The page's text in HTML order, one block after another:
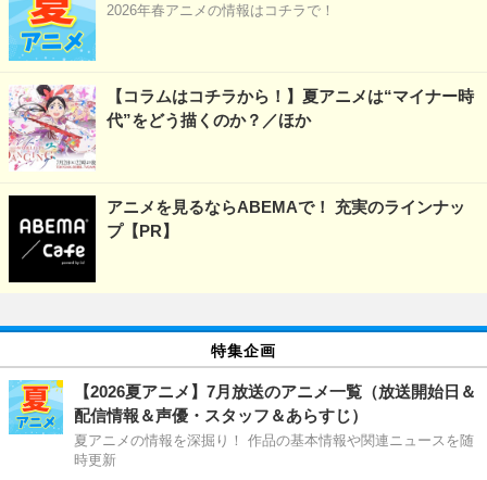
2026年春アニメの情報はコチラで！
【コラムはコチラから！】夏アニメは“マイナー時
代”をどう描くのか？／ほか
アニメを見るならABEMAで！ 充実のラインナッ
プ【PR】
特集企画
【2026夏アニメ】7月放送のアニメ一覧（放送開始日＆
配信情報＆声優・スタッフ＆あらすじ）
夏アニメの情報を深掘り！ 作品の基本情報や関連ニュースを随
時更新